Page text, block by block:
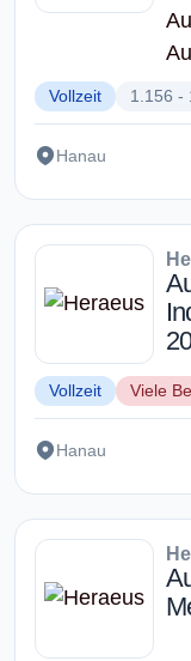
Vollzeit 1.156 -
Hanau
Vollzeit Viele
Hanau